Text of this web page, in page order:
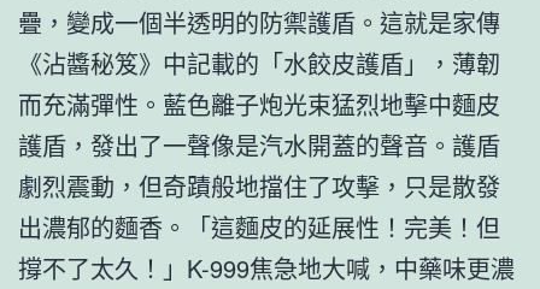
疊，變成一個半透明的防禦護盾。這就是家傳
《沾醬秘笈》中記載的「水餃皮護盾」，薄韌
而充滿彈性。藍色離子炮光束猛烈地擊中麵皮
護盾，發出了一聲像是汽水開蓋的聲音。護盾
劇烈震動，但奇蹟般地擋住了攻擊，只是散發
出濃郁的麵香。「這麵皮的延展性！完美！但
撐不了太久！」K-999焦急地大喊，中藥味更濃